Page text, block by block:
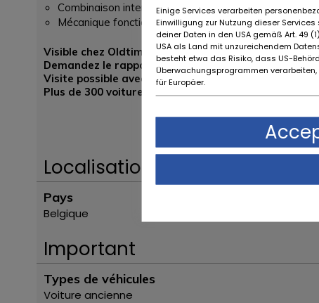
Combinaison intemporelle de gris métallisé et noir
Mécanique fonctionnelle – prête pour une mise au
Visible chez Oldtimerfarm, Lobulckstraat 9, 9880
Demandez le rapport complet via
Visite possible avec ou sans rendez-vous –
Plus de 300 voitures classiques et motos en stock –
Localisation
Pays
Belgique
Important
Types de véhicules
Voiture ancienne
Einige Services verarbeiten
Einwilligung zur Nutzung dieser
deiner Daten in den USA gemäß Art. 49
USA als Land mit unzureichendem
besteht etwa das Risiko, dass US-
Überwachungsprogrammen
für Europäer.